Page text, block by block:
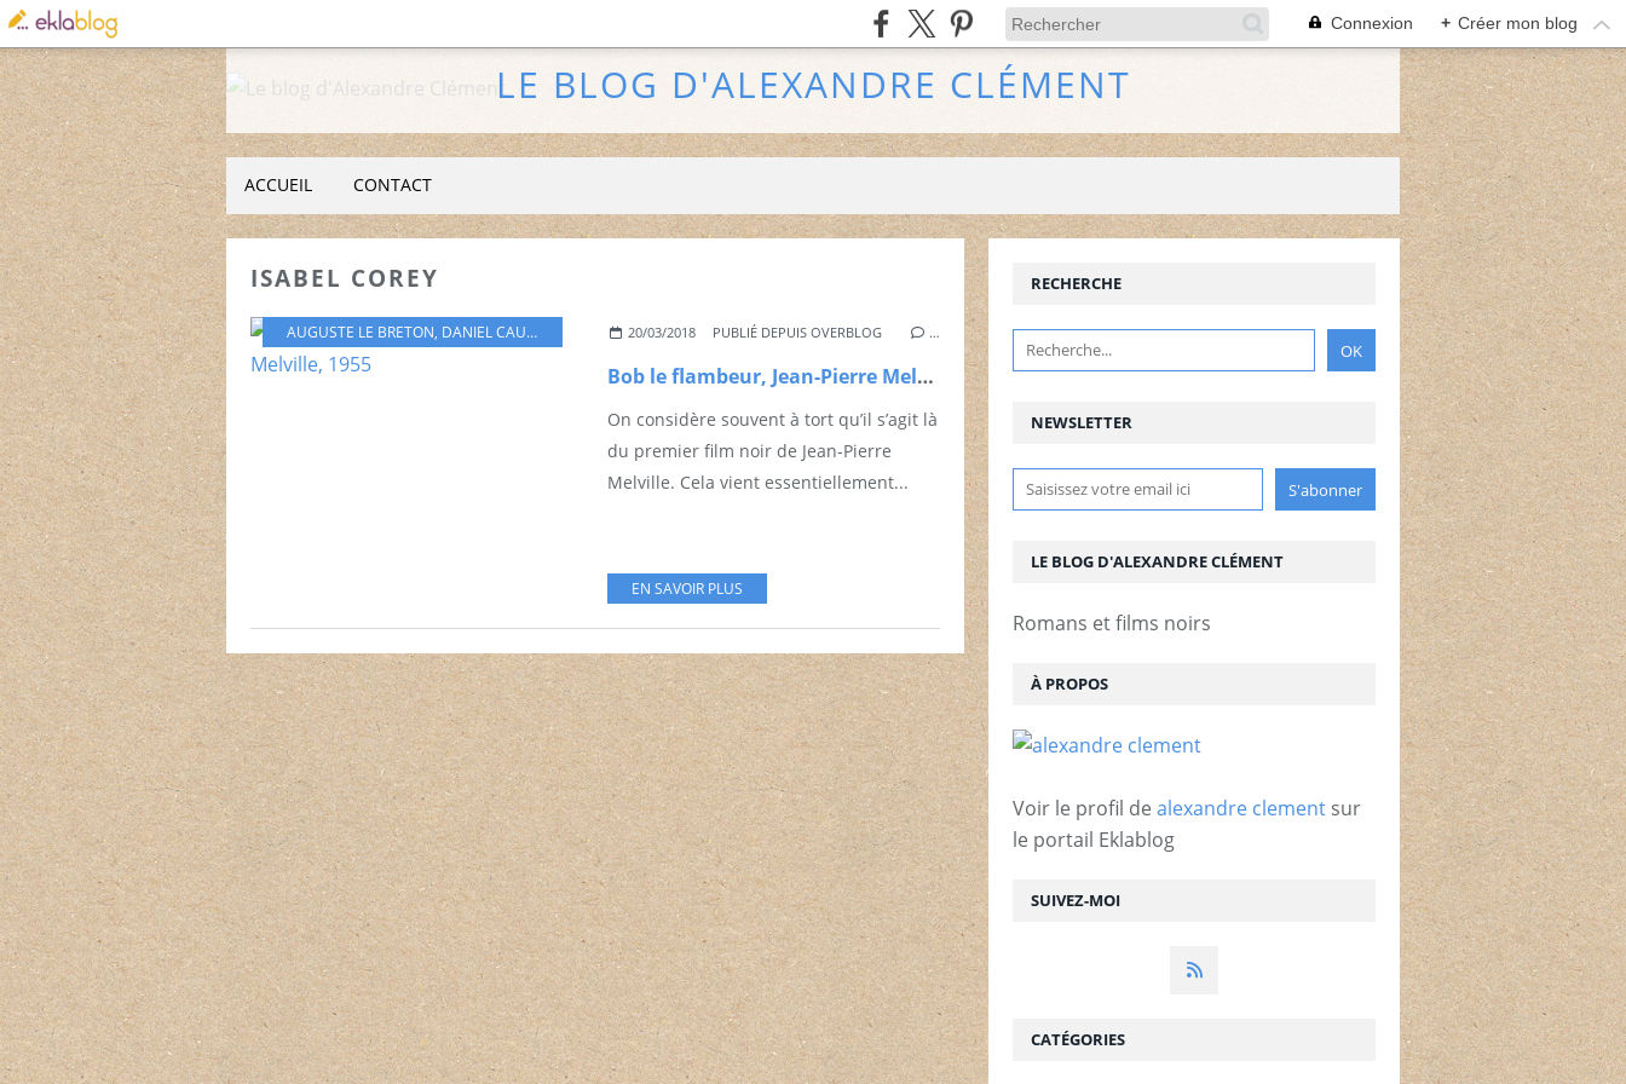
Connexion + Créer mon blog
LE BLOG D'ALEXANDRE CLÉMENT
ACCUEIL CONTACT
ISABEL COREY
AUGUSTE LE BRETON, DANIEL CAUCHY FILM NOIR,ISABEL COREY,JEAN-PIERRE MELVILLE PIGALLE ROGER DUCHESNE
20/03/2018 PUBLIÉ DEPUIS OVERBLOG …
Bob le flambeur, Jean-Pierre Melville, 1955
On considère souvent à tort qu’il s’agit là
du premier film noir de Jean-Pierre
Melville. Cela vient essentiellement...
EN SAVOIR PLUS
NEWSLETTER
SUIVEZ-MOI
RECHERCHE
LE BLOG D'ALEXANDRE CLÉMENT
Romans et films noirs
À PROPOS
Voir le profil de alexandre clement sur
le portail Eklablog
CATÉGORIES